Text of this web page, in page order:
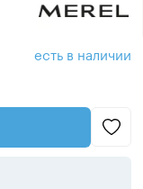
есть в наличии